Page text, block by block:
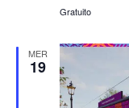
Gratuito
MER
19